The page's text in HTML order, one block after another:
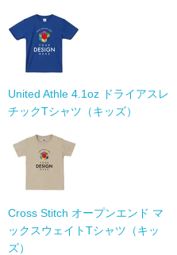
United Athle 4.1oz ドライアスレ
チックTシャツ（キッズ）
Cross Stitch オープンエンド マ
ックスウェイトTシャツ（キッ
ズ）